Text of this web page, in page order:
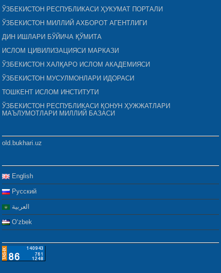
ЎЗБЕКИСТОН РЕСПУБЛИКАСИ ҲУКУМАТ ПОРТАЛИ
ЎЗБЕКИСТОН МИЛЛИЙ АХБОРОТ АГЕНТЛИГИ
ДИН ИШЛАРИ БЎЙИЧА ҚЎМИТА
ИСЛОМ ЦИВИЛИЗАЦИЯСИ МАРКАЗИ
ЎЗБЕКИСТОН ХАЛҚАРО ИСЛОМ АКАДЕМИЯСИ
ЎЗБЕКИСТОН МУСУЛМОНЛАРИ ИДОРАСИ
ТОШКЕНТ ИСЛОМ ИНСТИТУТИ
ЎЗБЕКИСТОН РЕСПУБЛИКАСИ ҚОНУН ҲУЖЖАТЛАРИ
МАЪЛУМОТЛАРИ МИЛЛИЙ БАЗАСИ
old.bukhari.uz
English
Русский
العربية
Oʻzbek